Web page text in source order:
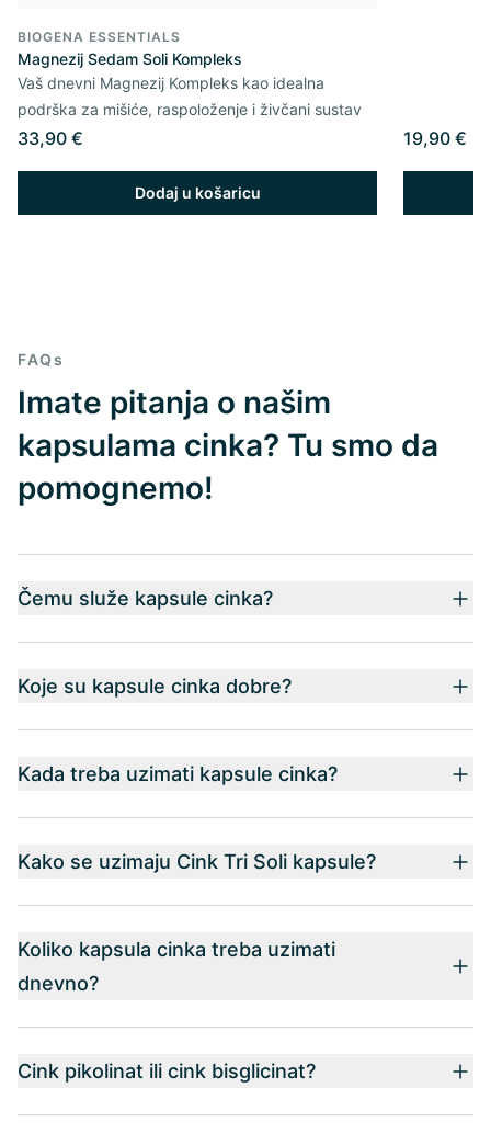
BIOGENA ESSENTIALS
Magnezij Sedam Soli Kompleks
Vaš dnevni Magnezij Kompleks kao idealna
podrška za mišiće, raspoloženje i živčani sustav
33,90 €
Dodaj u košaricu
19,90 €
FAQs
Imate pitanja o našim
kapsulama cinka? Tu smo da
pomognemo!
Čemu služe kapsule cinka?
Koje su kapsule cinka dobre?
Kada treba uzimati kapsule cinka?
Kako se uzimaju Cink Tri Soli kapsule?
Koliko kapsula cinka treba uzimati
dnevno?
Cink pikolinat ili cink bisglicinat?